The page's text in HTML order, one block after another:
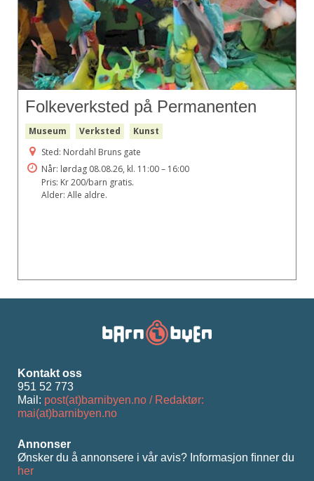
Folkeverksted på Permanenten
Museum Verksted
Kunst
Sted: Nordahl Bruns gate
Når: lørdag 08.08.26, kl. 11:00 – 16:00
Pris: Kr 200/barn gratis.
Alder: Alle aldre.
Kontakt oss
951 52 773
Mail: post(at)barnibyen.no / Redaktør:
mai(at)barnibyen.no
Annonser
Ønsker du å annonsere i vår avis? Informasjon ﬁnner du
her